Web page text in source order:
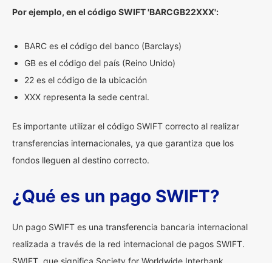
Por ejemplo, en el código SWIFT 'BARCGB22XXX':
BARC es el código del banco (Barclays)
GB es el código del país (Reino Unido)
22 es el código de la ubicación
XXX representa la sede central.
Es importante utilizar el código SWIFT correcto al realizar
transferencias internacionales, ya que garantiza que los
fondos lleguen al destino correcto.
¿Qué es un pago SWIFT?
Un pago SWIFT es una transferencia bancaria internacional
realizada a través de la red internacional de pagos SWIFT.
SWIFT, que significa Society for Worldwide Interbank